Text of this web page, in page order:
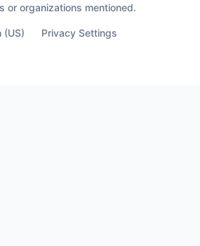
or organizations mentioned.
(US) Privacy Settings